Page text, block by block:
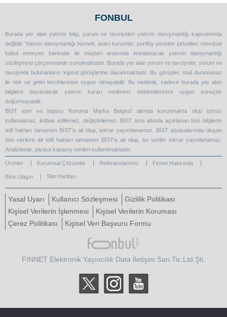
FONBUL
Burada yer alan yatırım bilgi, yorum ve tavsiyeleri yatırım danışmanlığı kapsamında
değildir. Yatırım danışmanlığı hizmeti, aracı kurumlar, portföy yönetim şirketleri, mevduat
kabul etmeyen bankalar ile müşteri arasında imzalanacak yatırım danışmanlığı
sözleşmesi çerçevesinde sunulmaktadır. Burada yer alan yorum ve tavsiyeler, yorum ve
tavsiyede bulunanların kişisel görüşlerine dayanmaktadır. Bu görüşler, mali durumunuz
ile risk ve getiri tercihlerinize uygun olmayabilir. Bu nedenle, sadece burada yer alan
bilgilere dayanılarak yatırım kararı verilmesi, beklentilerinize uygun sonuçlar
doğurmayabilir.
BİST isim ve logosu 'Koruma Marka Belgesi' altında korunmakta olup izinsiz
kullanılamaz, iktibas edilemez, değiştirilemez. BİST ismi altında açıklanan tüm bilgilerin
telif hakları tamamen BİST'a ait olup, tekrar yayımlanamaz. BİST piyasalarında oluşan
tüm verilere ait telif hakları tamamen BİST’e ait olup, bu veriler tekrar yayınlanamaz.
Analizlerde, piyasa kapanış verileri kullanılmaktadır.
Ürünler Kurumsal Çözümler Referanslarımız Finnet Hakkında
Bize Ulaşın Site Haritası
Yasal Uyarı Kullanıcı Sözleşmesi
Gizlilik Politikası
Kişisel Verilerin İşlenmesi
Kişisel Verilerin Koruması
Çerez Politikası
Kişisel Veri Başvuru Formu
FINNET Elektronik Yayıncılık Data İletişim San.Tic.Ltd.Şti.